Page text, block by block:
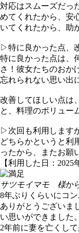
対応はスムーズだっ
めてくれたから、安
いてくれたから、助
▷特に良かった点、
特に良かった点は、
さ！彼女たちのおか
忘れられない思い出
改善してほしい点は
と、料理のボリュー
▷次回も利用します
どちらかというと利
ったから、またお願
【利用した日：2025
サツモイマモ 様か
8年ぶりくらいにコ
ありがとうございま
い思いができました。
2年前に妻を亡くし